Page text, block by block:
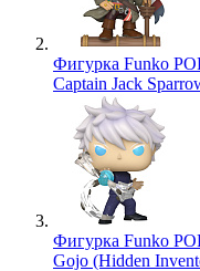
Фигурка Funko
Captain Jack
Фигурка Funko
Gojo (Hidden